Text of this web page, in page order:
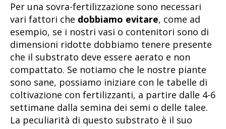
Per una sovra-fertilizzazione sono necessari
vari fattori che dobbiamo evitare, come ad
esempio, se i nostri vasi o contenitori sono di
dimensioni ridotte dobbiamo tenere presente
che il substrato deve essere aerato e non
compattato. Se notiamo che le nostre piante
sono sane, possiamo iniziare con le tabelle di
coltivazione con fertilizzanti, a partire dalle 4-6
settimane dalla semina dei semi o delle talee.
La peculiarità di questo substrato è il suo